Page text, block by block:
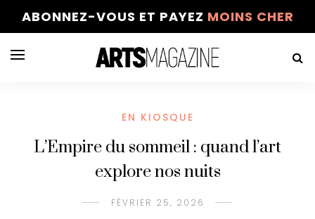
ABONNEZ-VOUS ET PAYEZ MOINS CHER
EN KIOSQUE
L’Empire du sommeil : quand l’art
explore nos nuits
FÉVRIER 25, 2026